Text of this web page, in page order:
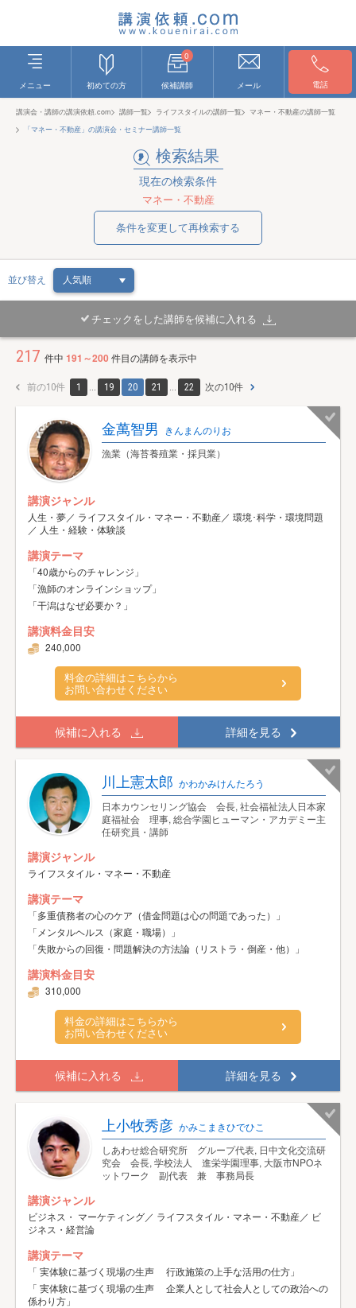
メニュー 初めての方
0
候補講師 メール 電話
講演会・講師の講演依頼.com 講師一覧 ライフスタイルの講師一覧
マネー・不動産の講師一覧
「マネー・不動産」の講演会・セミナー講師一覧
検索結果
現在の検索条件
マネー・不動産
条件を変更して再検索する
並び替え
チェックをした講師を候補に入れる
217 件中 191～200件目の講師を表示中
前の10件 1 ... 19 20 21 ... 22 次の10件
金萬智男
きんまんのりお
漁業（海苔養殖業・採貝業）
講演ジャンル
人生・夢／ ライフスタイル・マネー・不動産／ 環境･科学・環境問題
／ 人生・経験・体験談
講演テーマ
「40歳からのチャレンジ」
「漁師のオンラインショップ」
「干潟はなぜ必要か？」
講演料金目安
240,000
料金の詳細はこちらから
お問い合わせください
候補に入れる 詳細を見る
川上憲太郎 かわかみけんたろう
日本カウンセリング協会 会長, 社会福祉法人日本家
庭福祉会 理事, 総合学園ヒューマン・アカデミー主
任研究員・講師
講演ジャンル
ライフスタイル・マネー・不動産
講演テーマ
「多重債務者の心のケア（借金問題は心の問題であった）」
「メンタルヘルス（家庭・職場）」
「失敗からの回復・問題解決の方法論（リストラ・倒産・他）」
講演料金目安
310,000
料金の詳細はこちらから
お問い合わせください
候補に入れる 詳細を見る
上小牧秀彦 かみこまきひでひこ
しあわせ総合研究所 グループ代表, 日中文化交流研
究会 会長, 学校法人 進栄学園理事, 大阪市NPOネ
ットワーク 副代表 兼 事務局長
講演ジャンル
ビジネス・ マーケティング／ ライフスタイル・マネー・不動産／ ビ
ジネス・経営論
講演テーマ
「 実体験に基づく現場の生声 行政施策の上手な活用の仕方」
「 実体験に基づく現場の生声 企業人として社会人としての政治への
係わり方」